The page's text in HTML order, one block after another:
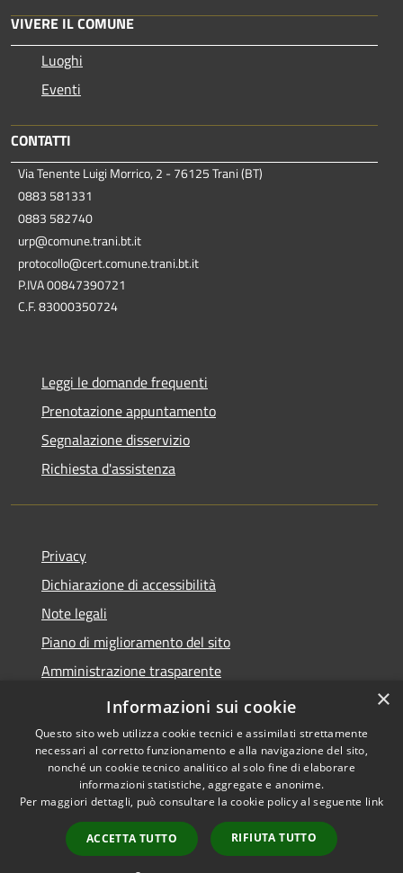
VIVERE IL COMUNE
Luoghi
Eventi
CONTATTI
Via Tenente Luigi Morrico, 2 - 76125 Trani (BT)
0883 581331
0883 582740
urp@comune.trani.bt.it
protocollo@cert.comune.trani.bt.it
P.IVA 00847390721
C.F. 83000350724
Leggi le domande frequenti
Prenotazione appuntamento
Segnalazione disservizio
Richiesta d'assistenza
Privacy
Dichiarazione di accessibilità
Note legali
Piano di miglioramento del sito
Amministrazione trasparente
Albo Pretorio
Accessibilità
Copyright © 2026 • Comune di
Trani • Powered by
Municipium•
Accesso
redazione
×
Informazioni sui cookie
Questo sito web utilizza cookie tecnici e assimilati strettamente
necessari al corretto funzionamento e alla navigazione del sito,
nonché un cookie tecnico analitico al solo fine di elaborare
informazioni statistiche, aggregate e anonime.
Per maggiori dettagli, può consultare la cookie policy al seguente link
ACCETTA TUTTO RIFIUTA TUTTO